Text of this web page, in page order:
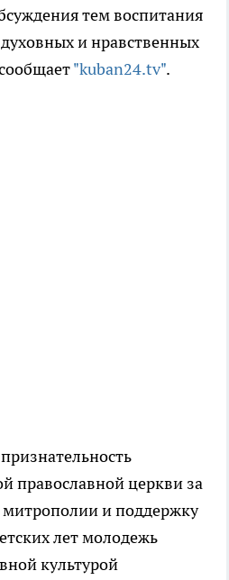
тем воспитания
и нравственных
"kuban24.tv".
православной церкви за
и поддержку
лет молодежь
культурой